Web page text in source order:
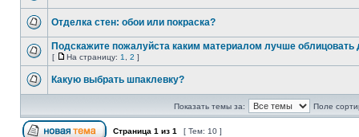
Отделка стен: обои или покраска?
Подскажите пожалуйста каким материалом лучше облицовать
[ На страницу: 1 2 ]
Какую выбрать шпаклевку?
Показать темы за: Поле
Страница 1 из 1 [ Тем: 10 ]